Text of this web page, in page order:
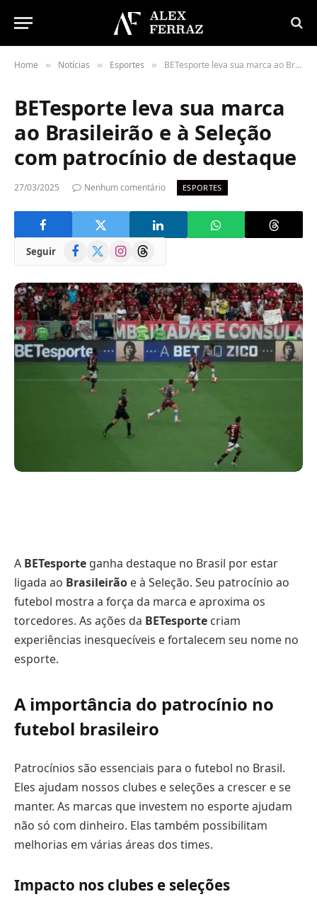
Home » Notícias » Esportes » BETesporte leva sua marca ao Brasileirão e à Seleção com patrocínio de destaque
BETesporte leva sua marca
ao Brasileirão e à Seleção
com patrocínio de destaque
27/03/2025 Nenhum comentário ESPORTES
Seguir Facebook
(Twitter)
InstagramThreads
A BETesporte ganha destaque no Brasil por estar
ligada ao Brasileirão e à Seleção. Seu patrocínio ao
futebol mostra a força da marca e aproxima os
torcedores. As ações da BETesporte criam
experiências inesquecíveis e fortalecem seu nome no
esporte.
A importância do patrocínio no
futebol brasileiro
Patrocínios são essenciais para o futebol no Brasil.
Eles ajudam nossos clubes e seleções a crescer e se
manter. As marcas que investem no esporte ajudam
não só com dinheiro. Elas também possibilitam
melhorias em várias áreas dos times.
Impacto nos clubes e seleções